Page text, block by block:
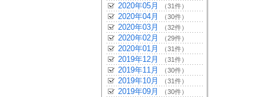
2020年05月 （31件）
2020年04月 （30件）
2020年03月 （32件）
2020年02月 （29件）
2020年01月 （31件）
2019年12月 （31件）
2019年11月 （30件）
2019年10月 （31件）
2019年09月 （30件）